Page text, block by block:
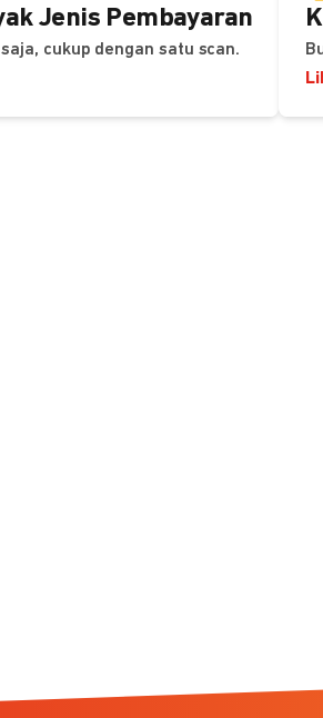
Jenis Pembayaran
cukup dengan satu scan.